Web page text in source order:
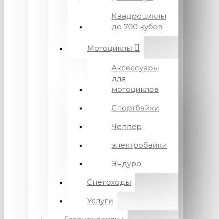
Квадроциклы
до 700 кубов
Мотоциклы
Аксессуары
для
мотоциклов
Спортбайки
Чеппер
электробайки
Эндуро
Снегоходы
Услуги